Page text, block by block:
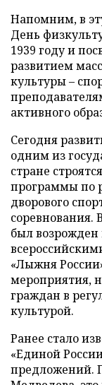
Напомним, в
День
1939 году и
развитием
культуры –
активного
Сегодня
одним из
стране
программы по
дворового
соревнования.
был
«Лыжня
мероприятия,
граждан в
культурой.
Ранее стало
«Единой
предложений.